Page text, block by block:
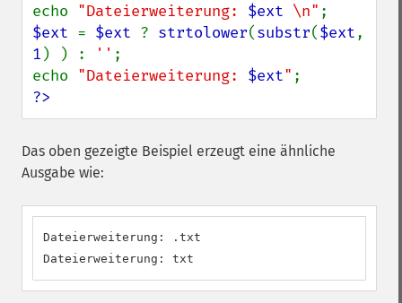
echo "Dateierweiterung: $ext \n"
$ext = $ext ? strtolower(substr($ext
1 ) ) : '' ;
echo "Dateierweiterung: $ext"
?>
Das oben gezeigte Beispiel erzeugt eine ähnliche
Ausgabe wie:
Dateierweiterung: .txt
Dateierweiterung: txt